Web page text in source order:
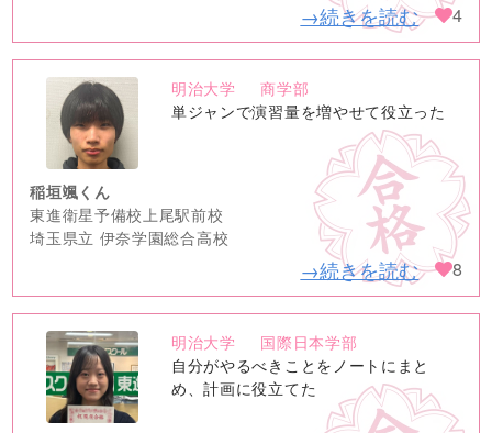
→続きを読む 4
no
image
明治大学
商学部
単ジャンで演習量を増やせて役立った
稲垣颯くん
東進衛星予備校上尾駅前校
埼玉県立 伊奈学園総合高校
→続きを読む 8
no
image
明治大学
国際日本学部
自分がやるべきことをノートにまと
め、計画に役立てた